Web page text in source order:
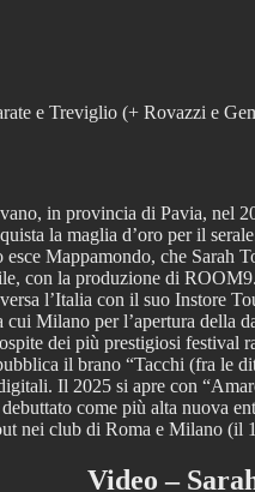
e Treviglio (+ Rovazzi e
in provincia di Pavia,
la maglia d’oro per il
Mappamondo, che
con la produzione di
l’Italia con il suo Instore
Milano per l’apertura
dei più prestigiosi
il brano “Tacchi (fra le
Il 2025 si apre con
come più alta nuova
nei club di Roma e Milano
Video –